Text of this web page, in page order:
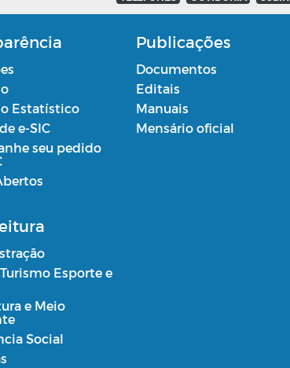
Estatístico
e-SIC
seu pedido
Publicações
Documentos
Editais
Manuais
Mensário oficial
Esporte e
e Meio
Social